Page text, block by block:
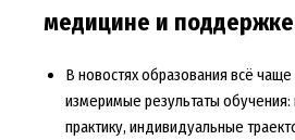
медицине и поддержке
В новостях образования всё
измеримые результаты обучения:
практику, индивидуальные